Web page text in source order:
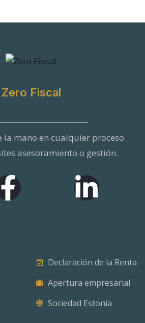
Zero Fiscal
la mano en cualquier proceso
asesoramiento o gestión.
Declaración de la Renta
Apertura empresarial
Sociedad Estonia